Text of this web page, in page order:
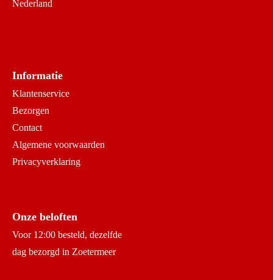
Nederland
Informatie
Klantenservice
Bezorgen
Contact
Algemene voorwaarden
Privacyverklaring
Onze beloften
Voor 12:00 besteld, dezelfde
dag bezorgd in Zoetermeer